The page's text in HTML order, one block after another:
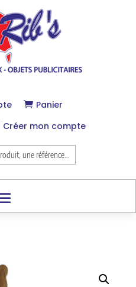
 Panier
mon compte
une référence...